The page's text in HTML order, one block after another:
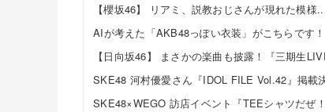
【櫻坂46】 リアミ、説教おじさんが現れた模様
AIが考えた「AKB48っぽい衣装」がこちらです！